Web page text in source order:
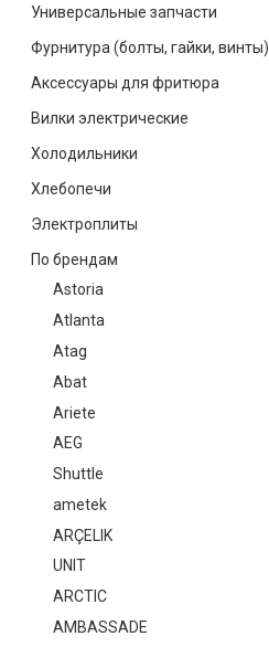
Универсальные запчасти
Фурнитура (болты, гайки, винты)
Аксессуары для фритюра
Вилки электрические
Холодильники
Хлебопечи
Электроплиты
По брендам
Astoria
Atlanta
Atag
Abat
Ariete
AEG
Shuttle
ametek
ARÇELIK
UNIT
ARCTIC
AMBASSADE